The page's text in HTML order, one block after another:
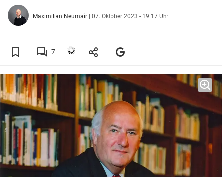
Maximilian Neumair | 07. Oktober 2023 - 19:17 Uhr
7